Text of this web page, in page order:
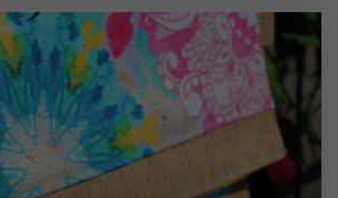
essenzielle Cookies akzeptieren
Zurück
ermöglichen grundlegende
sind für die einwandfreie Funktion der